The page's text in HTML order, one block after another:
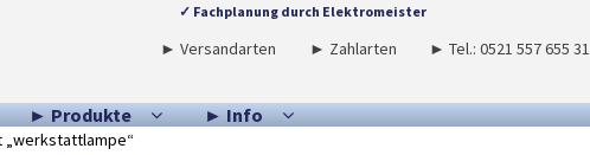
✓ Fachplanung durch Elektromeister
► Versandarten ► Zahlarten ► Tel.: 0521 557 655 31
► Produkte ► Info